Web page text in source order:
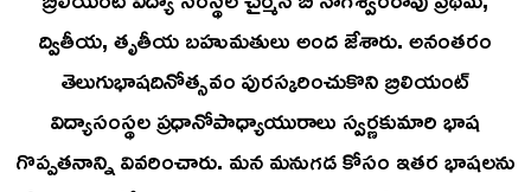
ద్వితీయ, తృతీయ బహుమతులు అంద జేశారు. అనంతరం
తెలుగుభాషదినోత్సవం పురస్కరించుకొని బ్రిలియంట్
విద్యాసంస్థల ప్రధానోపాధ్యాయురాలు స్వర్ణకుమారి భాష
గొప్పతనాన్ని వివరించారు. మన మనుగడ కోసం ఇతర భాషలను